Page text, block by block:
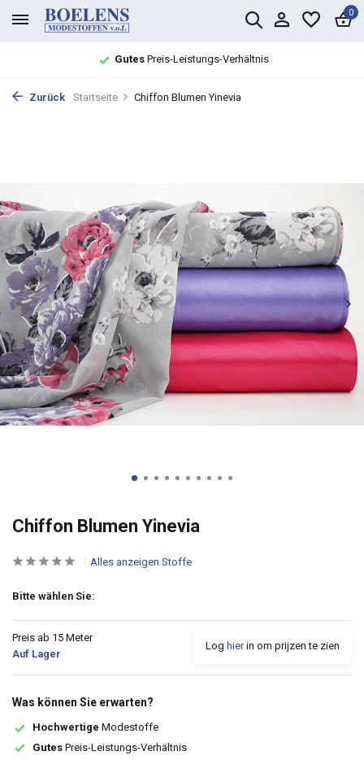
0
GutesPreis-Leistungs-Verhältnis
Zurück Startseite Chiffon Blumen Yinevia
Chiffon Blumen Yinevia
Alles anzeigen Stoffe
Bitte wählen Sie:
Preis ab 15 Meter
Auf Lager
Log hierin om prijzen te zien
Was können Sie erwarten?
Hochwertige Modestoffe
Gutes Preis-Leistungs-Verhältnis